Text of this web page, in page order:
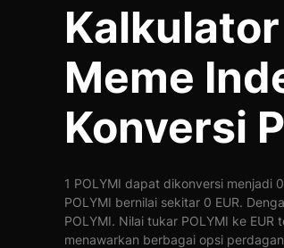
Meme
Konversi
1 POLYMI dapat dikonversi menjadi
POLYMI bernilai sekitar 0 EUR.
POLYMI. Nilai tukar POLYMI ke
menawarkan berbagai opsi